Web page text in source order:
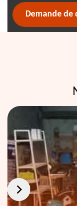
Demande de